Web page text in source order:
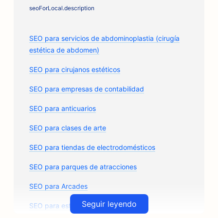
seoForLocal.description
SEO para servicios de abdominoplastia (cirugía
estética de abdomen)
SEO para cirujanos estéticos
SEO para empresas de contabilidad
SEO para anticuarios
SEO para clases de arte
SEO para tiendas de electrodomésticos
SEO para parques de atracciones
SEO para Arcades
SEO para estudios de arquitectura
Seguir leyendo